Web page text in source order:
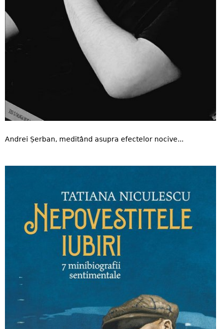
Andrei Șerban, meditând asupra efectelor nocive...